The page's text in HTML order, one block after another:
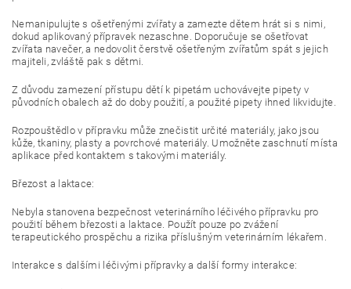
Nemanipulujte s ošetřenými zvířaty a zamezte dětem hrát si s nimi,
dokud aplikovaný přípravek nezaschne. Doporučuje se ošetřovat
zvířata navečer, a nedovolit čerstvě ošetřeným zvířatům spát s jejich
majiteli, zvláště pak s dětmi.
Z důvodu zamezení přístupu dětí k pipetám uchovávejte pipety v
původních obalech až do doby použití, a použité pipety ihned likvidujte.
Rozpouštědlo v přípravku může znečistit určité materiály, jako jsou
kůže, tkaniny, plasty a povrchové materiály. Umožněte zaschnutí místa
aplikace před kontaktem s takovými materiály.
Březost a laktace:
Nebyla stanovena bezpečnost veterinárního léčivého přípravku pro
použití během březosti a laktace. Použít pouze po zvážení
terapeutického prospěchu a rizika příslušným veterinárním lékařem.
Interakce s dalšími léčivými přípravky a další formy interakce: